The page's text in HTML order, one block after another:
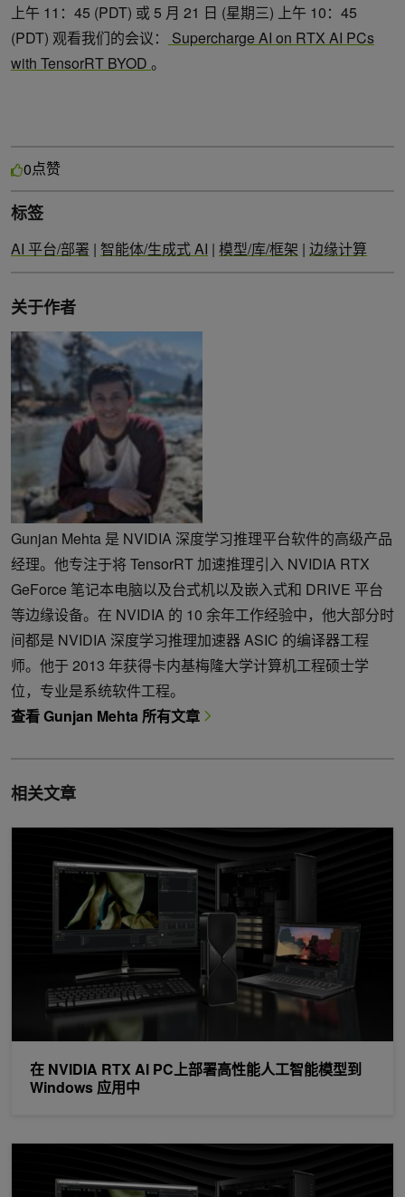
上午 11：45 (PDT) 或 5 月 21 日 (星期三) 上午 10：45
(PDT) 观看我们的会议：
Supercharge AI on RTX AI PCs
with TensorRT BYOD 。
0点赞
标签
AI 平台/部署 | 智能体/生成式 AI | 模型/库/框架 | 边缘计算
关于作者
Gunjan Mehta 是 NVIDIA 深度学习推理平台软件的高级产品
经理。他专注于将 TensorRT 加速推理引入 NVIDIA RTX
GeForce 笔记本电脑以及台式机以及嵌入式和 DRIVE 平台
等边缘设备。在 NVIDIA 的 10 余年工作经验中，他大部分时
间都是 NVIDIA 深度学习推理加速器 ASIC 的编译器工程
师。他于 2013 年获得卡内基梅隆大学计算机工程硕士学
位，专业是系统软件工程。
查看 Gunjan Mehta 所有文章
相关文章
在 NVIDIA RTX AI PC上部署高性能人工智能模型到
Windows 应用中
在 NVIDIA RTX AI PC上部署高性能人工智能模型到 Windows 应